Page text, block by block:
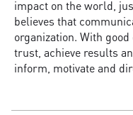
impact on the world,
believes that
organization. With
trust, achieve results
inform, motivate and